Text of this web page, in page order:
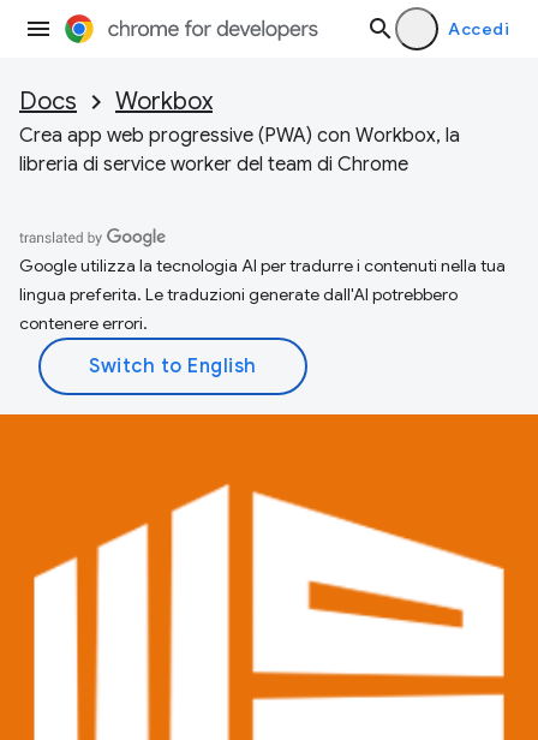
Accedi
Docs Workbox
Crea app web progressive (PWA) con Workbox, la
libreria di service worker del team di Chrome
Google utilizza la tecnologia AI per tradurre i contenuti nella tua
lingua preferita. Le traduzioni generate dall'AI potrebbero
contenere errori.